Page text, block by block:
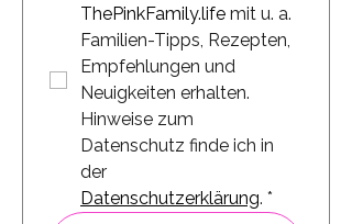
ThePinkFamily.life mit u. a.
Familien-Tipps, Rezepten,
Empfehlungen und
Neuigkeiten erhalten.
Hinweise zum
Datenschutz finde ich in
Datenschutzerklärung. *